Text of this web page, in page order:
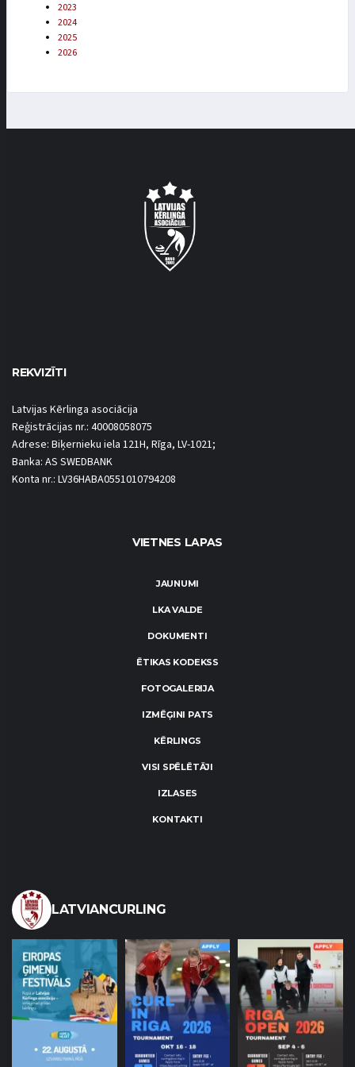
2023
2024
2025
2026
REKVIZĪTI
Latvijas Kērlinga asociācija
Reģistrācijas nr.: 40008058075
Adrese: Biķernieku iela 121H, Rīga, LV-1021;
Banka: AS SWEDBANK
Konta nr.: LV36HABA0551010794208
VIETNES LAPAS
JAUNUMI
LKA VALDE
DOKUMENTI
ĒTIKAS KODEKSS
FOTOGALERIJA
IZMĒĢINI PATS
KĒRLINGS
VISI SPĒLĒTĀJI
IZLASES
KONTAKTI
LATVIANCURLING